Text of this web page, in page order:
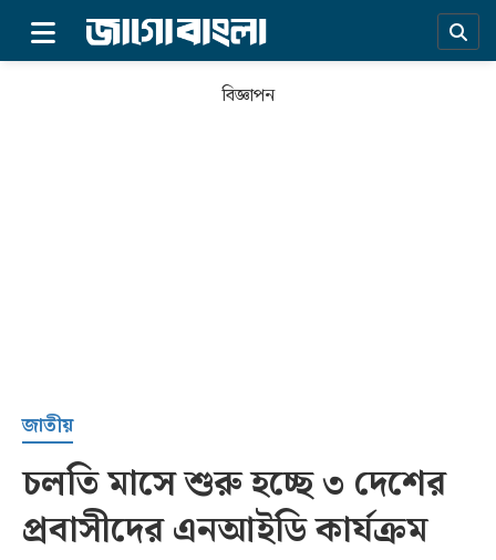
সর্বশেষ
বিজ্ঞাপন
জাতীয়
চলতি মাসে শুরু হচ্ছে ৩ দেশের
প্রবাসীদের এনআইডি কার্যক্রম